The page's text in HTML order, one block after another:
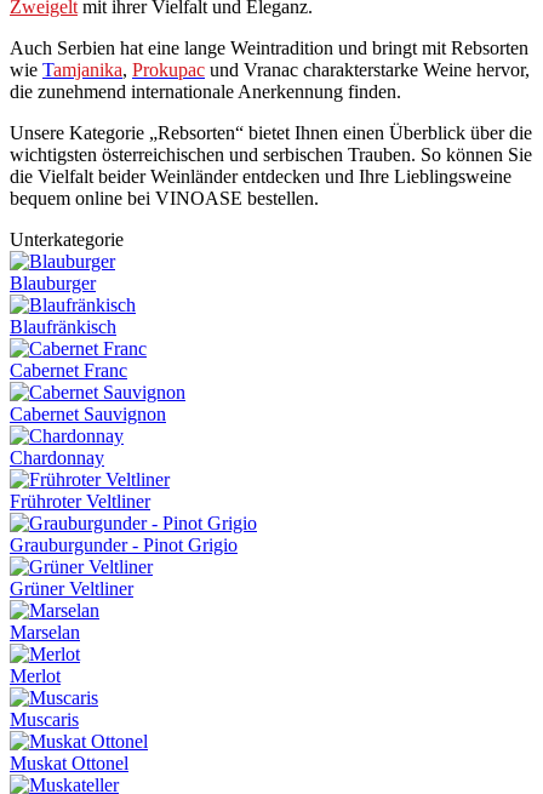
Zweigelt mit ihrer Vielfalt und Eleganz.
Auch Serbien hat eine lange Weintradition und bringt mit Rebsorten
wie Tamjanika, Prokupac und Vranac charakterstarke Weine hervor,
die zunehmend internationale Anerkennung finden.
Unsere Kategorie „Rebsorten“ bietet Ihnen einen Überblick über die
wichtigsten österreichischen und serbischen Trauben. So können Sie
die Vielfalt beider Weinländer entdecken und Ihre Lieblingsweine
bequem online bei VINOASE bestellen.
Unterkategorie
Blauburger
Blaufränkisch
Cabernet Franc
Cabernet Sauvignon
Chardonnay
Frühroter Veltliner
Grauburgunder - Pinot Grigio
Grüner Veltliner
Marselan
Merlot
Muscaris
Muskat Ottonel